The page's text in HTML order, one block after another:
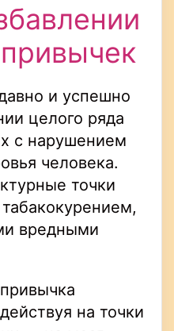
и успешно
целого ряда
с нарушением
человека.
точки
вредными
на точки